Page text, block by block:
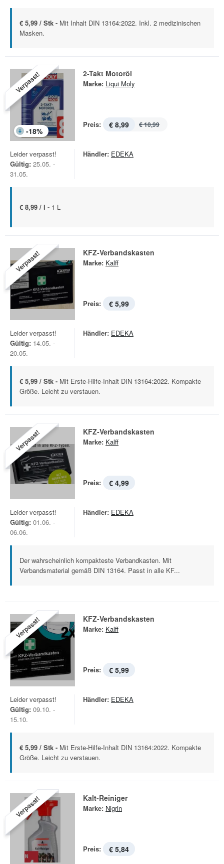
€ 5,99 / Stk - Mit Inhalt DIN 13164:2022. Inkl. 2 medizinischen
Masken.
Verpasst!
-18%
2-Takt Motoröl
Marke: Liqui Moly
Preis: € 8,99 € 10,99
Leider verpasst!
Gültig: 25.05. -
31.05.
Händler: EDEKA
€ 8,99 / l - 1 L
Verpasst! KFZ-Verbandskasten
Marke: Kalff
Preis: € 5,99
Leider verpasst!
Gültig: 14.05. -
20.05.
Händler: EDEKA
€ 5,99 / Stk - Mit Erste-Hilfe-Inhalt DIN 13164:2022. Kompakte
Größe. Leicht zu verstauen.
Verpasst! KFZ-Verbandskasten
Marke: Kalff
Preis: € 4,99
Leider verpasst!
Gültig: 01.06. -
06.06.
Händler: EDEKA
Der wahrscheinlich kompakteste Verbandkasten. Mit
Verbandsmaterial gemäß DIN 13164. Passt in alle KF...
Verpasst! KFZ-Verbandskasten
Marke: Kalff
Preis: € 5,99
Leider verpasst!
Gültig: 09.10. -
15.10.
Händler: EDEKA
€ 5,99 / Stk - Mit Erste-Hilfe-Inhalt DIN 13164:2022. Kompakte
Größe. Leicht zu verstauen.
Verpasst! Kalt-Reiniger
Marke: Nigrin
Preis: € 5,84